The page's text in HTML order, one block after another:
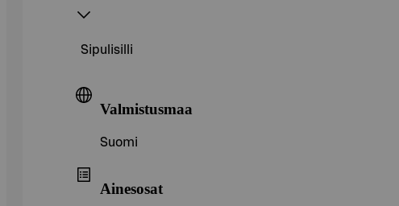
Sipulisilli
Valmistusmaa
Suomi
Ainesosat